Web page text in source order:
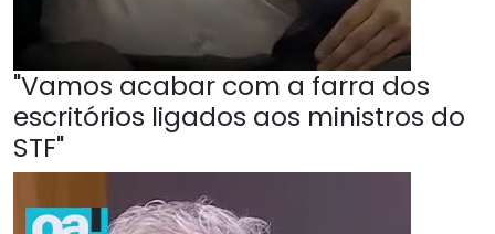
"Vamos acabar com a farra dos
escritórios ligados aos ministros do
STF"